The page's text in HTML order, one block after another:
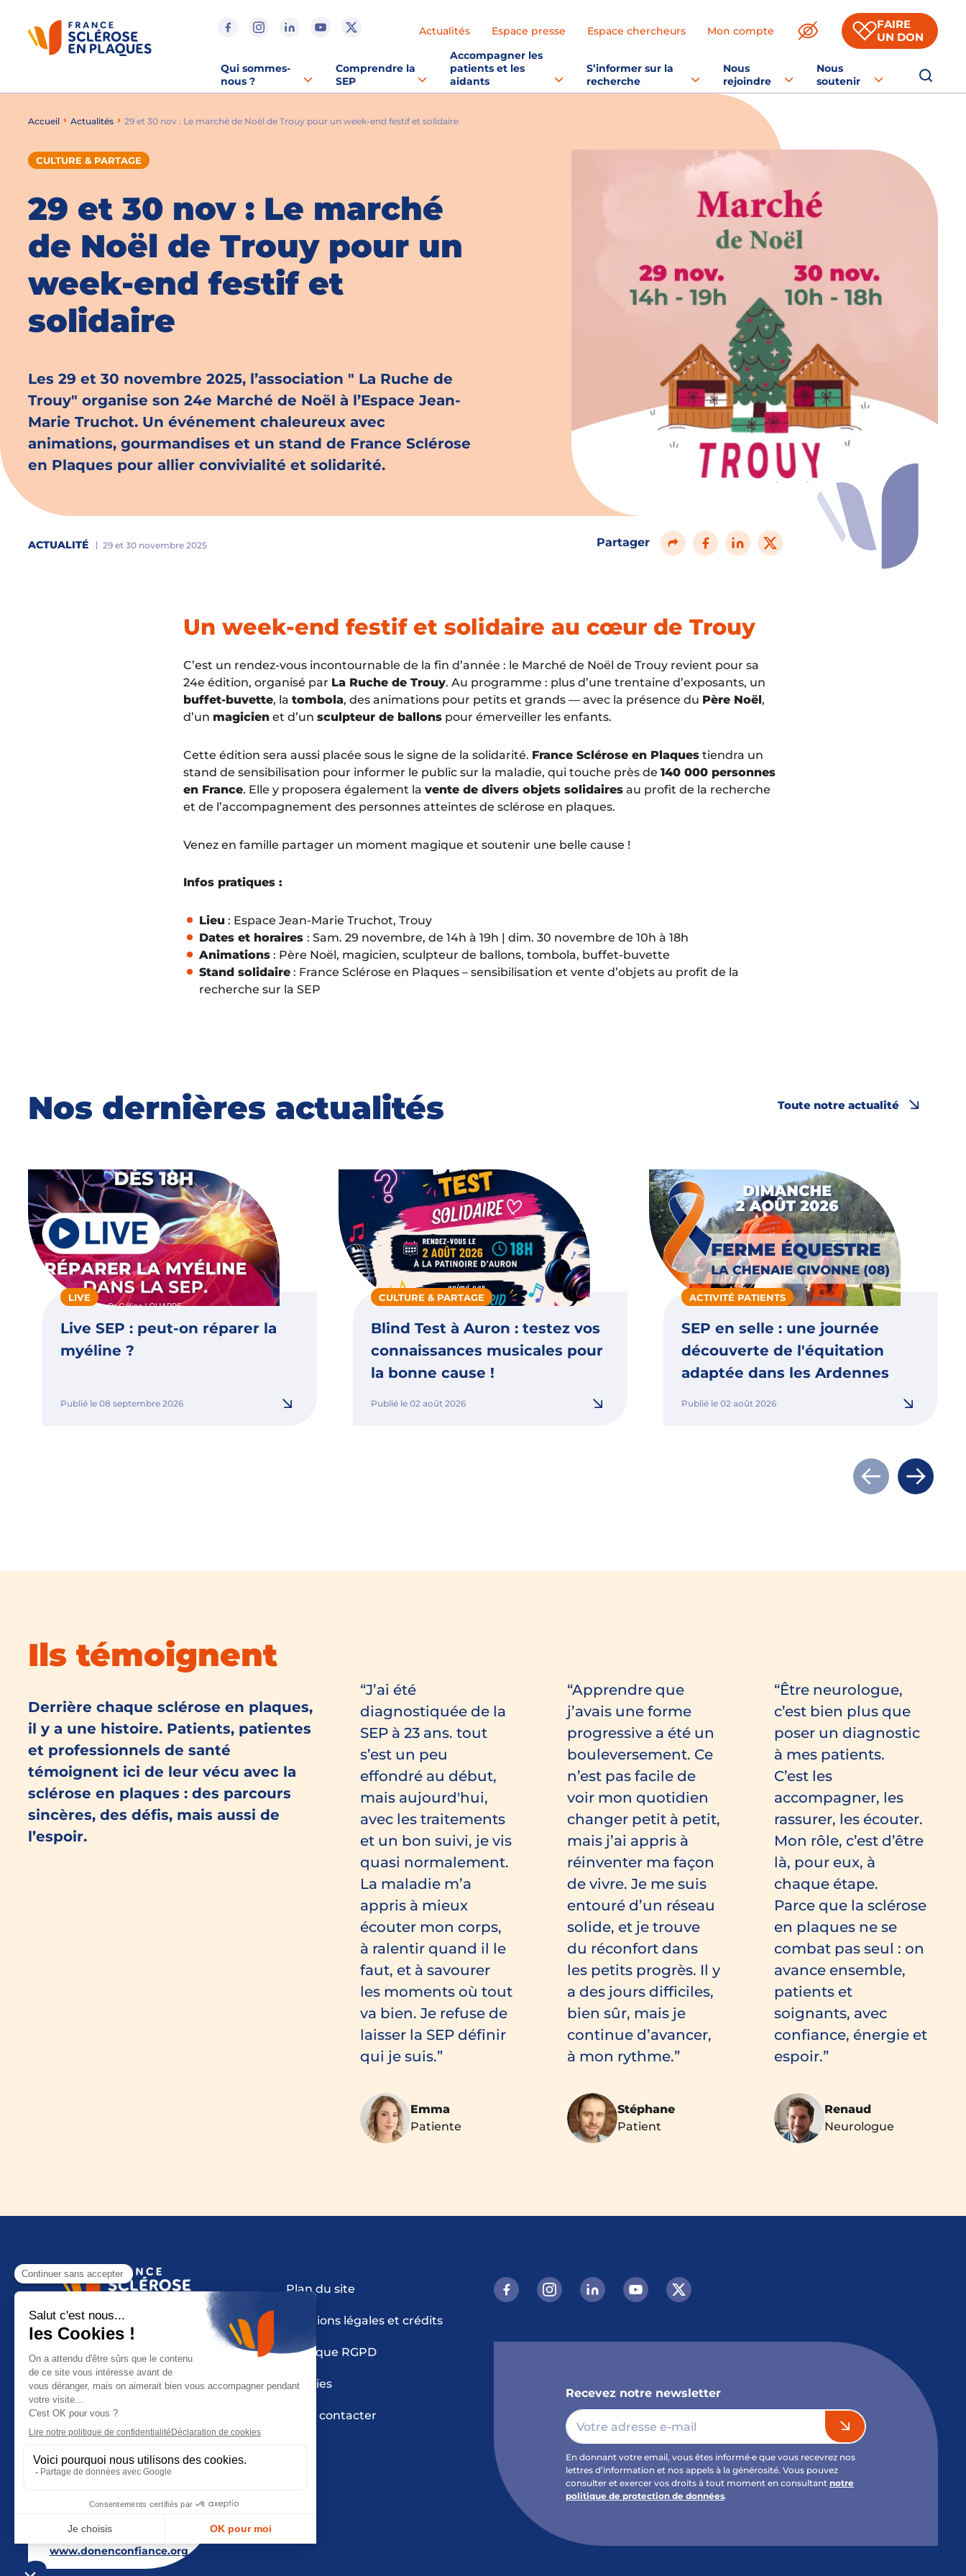
Actualités
Espace presse Espace chercheurs Mon compte
FAIRE
UN DON
Qui sommes-
nous ?
Comprendre la
SEP
Accompagner les
patients et les
aidants
S’informer sur la
recherche
Nous
rejoindre
Nous
soutenir
Accueil Actualités 29 et 30 nov : Le marché de Noël de Trouy pour un week-end festif et solidaire
CULTURE & PARTAGE
29 et 30 nov : Le marché
de Noël de Trouy pour un
week-end festif et
solidaire
Les 29 et 30 novembre 2025, l’association " La Ruche de
Trouy" organise son 24e Marché de Noël à l’Espace Jean-
Marie Truchot. Un événement chaleureux avec
animations, gourmandises et un stand de France Sclérose
en Plaques pour allier convivialité et solidarité.
ACTUALITÉ 29 et 30 novembre 2025 Partager
Un week-end festif et solidaire au cœur de Trouy
C’est un rendez-vous incontournable de la fin d’année : le Marché de Noël de Trouy revient pour sa
24e édition, organisé par La Ruche de Trouy. Au programme : plus d’une trentaine d’exposants, un
buffet-buvette, la tombola, des animations pour petits et grands — avec la présence du Père Noël,
d’un magicien et d’un sculpteur de ballons pour émerveiller les enfants.
Cette édition sera aussi placée sous le signe de la solidarité. France Sclérose en Plaques tiendra un
stand de sensibilisation pour informer le public sur la maladie, qui touche près de 140 000 personnes
en France. Elle y proposera également la vente de divers objets solidaires au profit de la recherche
et de l’accompagnement des personnes atteintes de sclérose en plaques.
Venez en famille partager un moment magique et soutenir une belle cause !
Infos pratiques :
Lieu : Espace Jean-Marie Truchot, Trouy
Dates et horaires : Sam. 29 novembre, de 14h à 19h | dim. 30 novembre de 10h à 18h
Animations : Père Noël, magicien, sculpteur de ballons, tombola, buffet-buvette
Stand solidaire : France Sclérose en Plaques – sensibilisation et vente d’objets au profit de la
recherche sur la SEP
Nos dernières actualités Toute notre actualité
LIVE
Live SEP : peut-on réparer la
myéline ?
Publié le 08 septembre 2026
CULTURE & PARTAGE
Blind Test à Auron : testez vos
connaissances musicales pour
la bonne cause !
Publié le 02 août 2026
ACTIVITÉ PATIENTS
SEP en selle : une journée
découverte de l'équitation
adaptée dans les Ardennes
Publié le 02 août 2026
Actualité
Ils témoignent
Derrière chaque sclérose en plaques,
il y a une histoire. Patients, patientes
et professionnels de santé
témoignent ici de leur vécu avec la
sclérose en plaques : des parcours
sincères, des défis, mais aussi de
l’espoir.
J’ai été
diagnostiquée de la
SEP à 23 ans. tout
s’est un peu
effondré au début,
mais aujourd'hui,
avec les traitements
et un bon suivi, je vis
quasi normalement.
La maladie m’a
appris à mieux
écouter mon corps,
à ralentir quand il le
faut, et à savourer
les moments où tout
va bien. Je refuse de
laisser la SEP définir
qui je suis.
Emma
Patiente
Apprendre que
j’avais une forme
progressive a été un
bouleversement. Ce
n’est pas facile de
voir mon quotidien
changer petit à petit,
mais j’ai appris à
réinventer ma façon
de vivre. Je me suis
entouré d’un réseau
solide, et je trouve
du réconfort dans
les petits progrès. Il y
a des jours difficiles,
bien sûr, mais je
continue d’avancer,
à mon rythme.
Stéphane
Patient
Être neurologue,
c’est bien plus que
poser un diagnostic
à mes patients.
C’est les
accompagner, les
rassurer, les écouter.
Mon rôle, c’est d’être
là, pour eux, à
chaque étape.
Parce que la sclérose
en plaques ne se
combat pas seul : on
avance ensemble,
patients et
soignants, avec
confiance, énergie et
espoir.
Renaud
Neurologue
est une fondation reconnue
Don en Confiance depuis
qui contrôle la bonne
utilisation des dons.
www.donenconfiance.org
Plan du site
Mentions légales et crédits
Politique RGPD
Cookies
Nous contacter
Recevez notre newsletter
En donnant votre email, vous êtes informé·e que vous recevrez nos
lettres d’information et nos appels à la générosité. Vous pouvez
consulter et exercer vos droits à tout moment en consultant notre
politique de protection de données.